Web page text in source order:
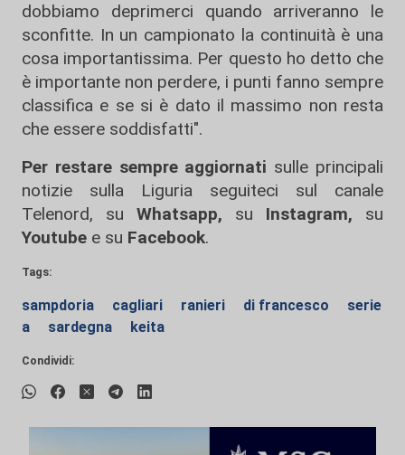
dobbiamo deprimerci quando arriveranno le
sconfitte. In un campionato la continuità è una
cosa importantissima. Per questo ho detto che
è importante non perdere, i punti fanno sempre
classifica e se si è dato il massimo non resta
che essere soddisfatti".
Per restare sempre aggiornati sulle principali
notizie sulla Liguria seguiteci sul canale
Telenord, su
Whatsapp, su Instagram, su
Youtube e su Facebook.
Tags:
sampdoria cagliari ranieri di francesco
serie
a
sardegna keita
Condividi: